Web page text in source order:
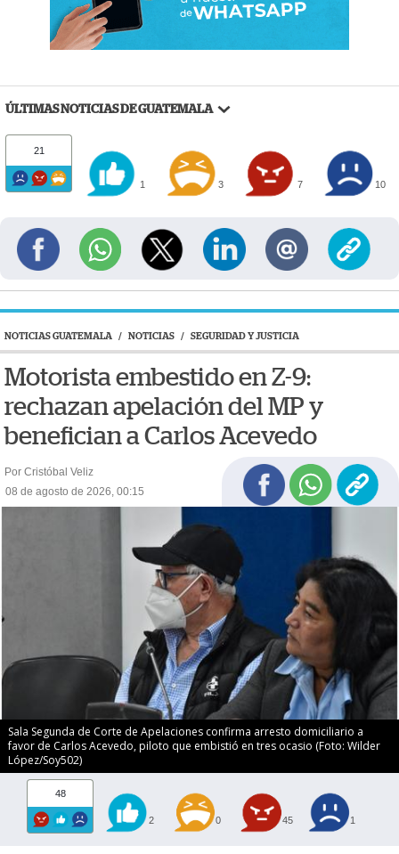
ÚLTIMAS NOTICIAS DE GUATEMALA
21
1 3 7 10
NOTICIAS GUATEMALA / NOTICIAS / SEGURIDAD Y JUSTICIA
Motorista embestido en Z-9:
rechazan apelación del MP y
benefician a Carlos Acevedo
Por Cristóbal Veliz
08 de agosto de 2026, 00:15
Sala Segunda de Corte de Apelaciones confirma arresto domiciliario a
favor de Carlos Acevedo, piloto que embistió en tres ocasio (Foto: Wilder
López/Soy502)
48
2 0 45 1